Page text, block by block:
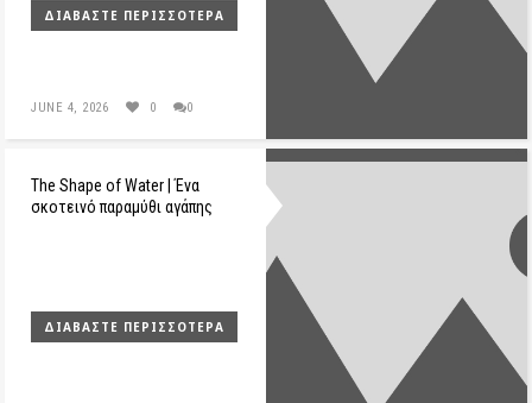
ΔΙΑΒΆΣΤΕ ΠΕΡΙΣΣΌΤΕΡΑ
JUNE 4, 2026 0 0
The Shape of Water | Ένα
σκοτεινό παραμύθι αγάπης
ΔΙΑΒΆΣΤΕ ΠΕΡΙΣΣΌΤΕΡΑ